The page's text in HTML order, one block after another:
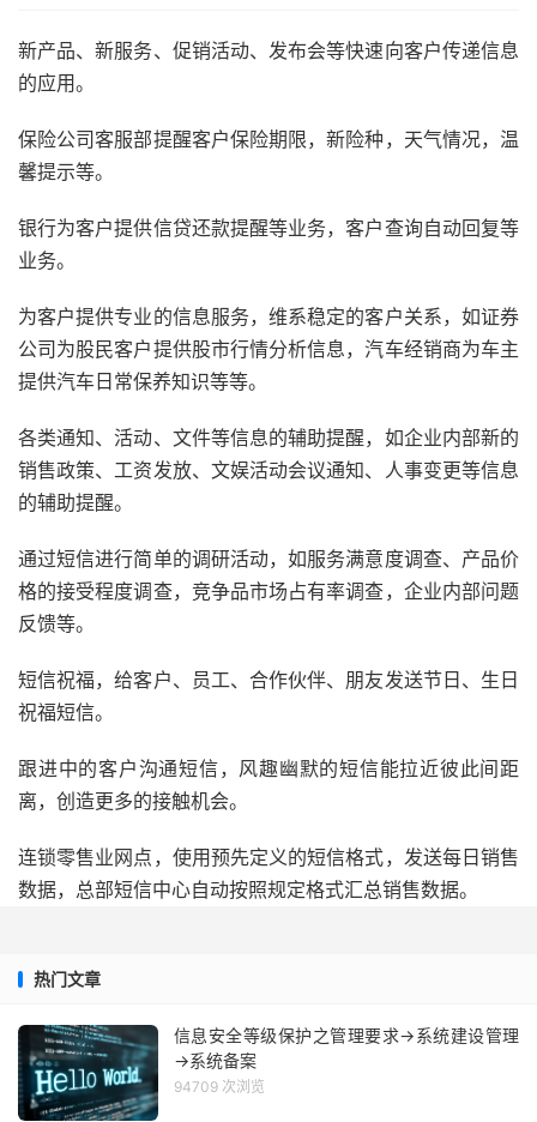
新产品、新服务、促销活动、发布会等快速向客户传递信息
的应用。
保险公司客服部提醒客户保险期限，新险种，天气情况，温
馨提示等。
银行为客户提供信贷还款提醒等业务，客户查询自动回复等
业务。
为客户提供专业的信息服务，维系稳定的客户关系，如证券
公司为股民客户提供股市行情分析信息，汽车经销商为车主
提供汽车日常保养知识等等。
各类通知、活动、文件等信息的辅助提醒，如企业内部新的
销售政策、工资发放、文娱活动会议通知、人事变更等信息
的辅助提醒。
通过短信进行简单的调研活动，如服务满意度调查、产品价
格的接受程度调查，竞争品市场占有率调查，企业内部问题
反馈等。
短信祝福，给客户、员工、合作伙伴、朋友发送节日、生日
祝福短信。
跟进中的客户沟通短信，风趣幽默的短信能拉近彼此间距
离，创造更多的接触机会。
连锁零售业网点，使用预先定义的短信格式，发送每日销售
数据，总部短信中心自动按照规定格式汇总销售数据。
热门文章
信息安全等级保护之管理要求→系统建设管理
→系统备案
94709 次浏览